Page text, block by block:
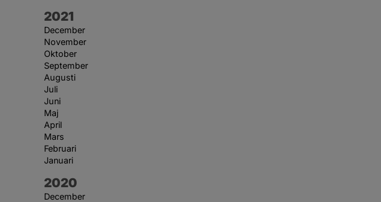
År:
2021
December
November
Oktober
September
Augusti
Juli
Juni
Maj
April
Mars
Februari
Januari
År:
2020
December